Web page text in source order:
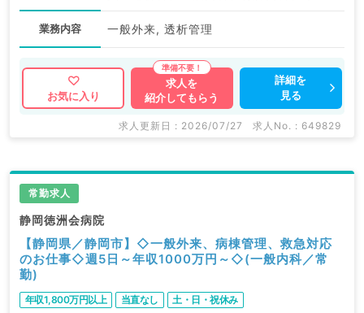
業務内容 一般外来, 透析管理
お気に入り
求人を
紹介してもらう
詳細を
見る
求人更新日 : 2026/07/27 求人No. : 649829
常勤求人
静岡徳洲会病院
【静岡県／静岡市】◇一般外来、病棟管理、救急対応
のお仕事◇週5日～年収1000万円～◇(一般内科／常
勤)
年収1,800万円以上 当直なし 土・日・祝休み